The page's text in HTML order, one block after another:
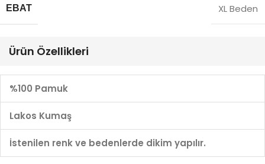
EBAT XL Beden
Ürün Özellikleri
%100 Pamuk
Lakos Kumaş
İstenilen renk ve bedenlerde dikim yapılır.